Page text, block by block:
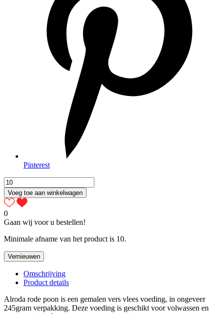
Pinterest
Voeg toe aan winkelwagen
0
Gaan wij voor u bestellen!
Minimale afname van het product is 10.
Omschrijving
Product details
Alroda rode poon is een gemalen vers vlees voeding, in ongeveer
245gram verpakking. Deze voeding is geschikt voor volwassen en